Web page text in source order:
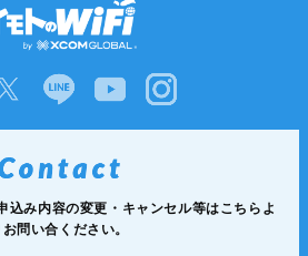
込み内容の変更・キャンセル等はこちらよ
お問い合ください。